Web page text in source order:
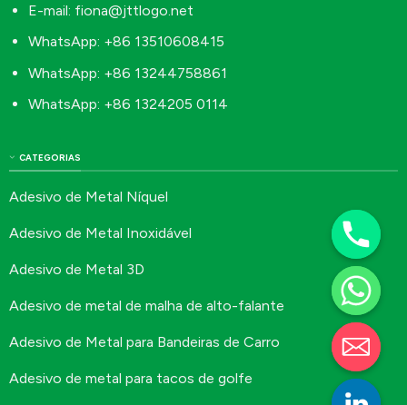
CATEGORIAS
Adesivo de Metal Níquel
Adesivo de Metal Inoxidável
Adesivo de Metal 3D
Adesivo de metal de malha de alto-falante
Adesivo de Metal para Bandeiras de Carro
Adesivo de metal para tacos de golfe
E-mail: fiona@jttlogo.net
WhatsApp: +86 13510608415
WhatsApp: +86 13244758861
WhatsApp: +86 1324205 0114